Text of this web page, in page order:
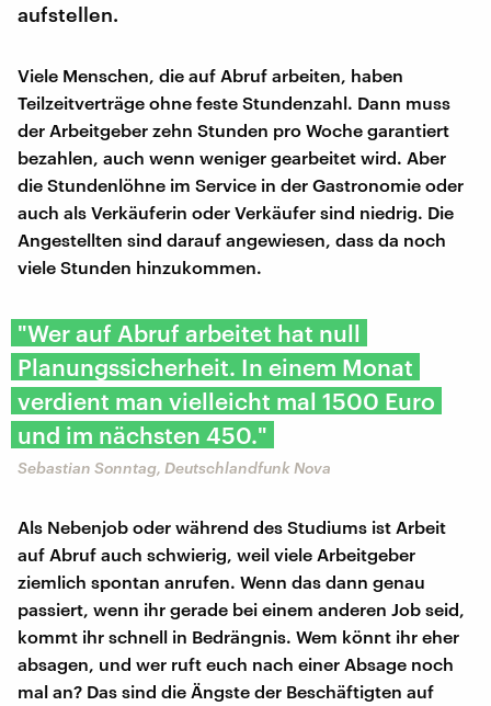
aufstellen.
Viele Menschen, die auf Abruf arbeiten, haben
Teilzeitverträge ohne feste Stundenzahl. Dann muss
der Arbeitgeber zehn Stunden pro Woche garantiert
bezahlen, auch wenn weniger gearbeitet wird. Aber
die Stundenlöhne im Service in der Gastronomie oder
auch als Verkäuferin oder Verkäufer sind niedrig. Die
Angestellten sind darauf angewiesen, dass da noch
viele Stunden hinzukommen.
"Wer auf Abruf arbeitet hat null
Planungssicherheit. In einem Monat
verdient man vielleicht mal 1500 Euro
und im nächsten 450."
Sebastian Sonntag, Deutschlandfunk Nova
Als Nebenjob oder während des Studiums ist Arbeit
auf Abruf auch schwierig, weil viele Arbeitgeber
ziemlich spontan anrufen. Wenn das dann genau
passiert, wenn ihr gerade bei einem anderen Job seid,
kommt ihr schnell in Bedrängnis. Wem könnt ihr eher
absagen, und wer ruft euch nach einer Absage noch
mal an? Das sind die Ängste der Beschäftigten auf